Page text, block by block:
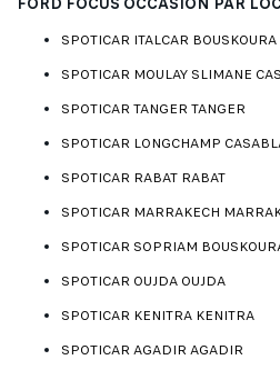
SPOTICAR ITALCAR
SPOTICAR MOULAY SLIMANE
SPOTICAR TANGER TANGER
SPOTICAR LONGCHAMP
SPOTICAR RABAT RABAT
SPOTICAR MARRAKECH
SPOTICAR SOPRIAM
SPOTICAR OUJDA OUJDA
SPOTICAR KENITRA KENITRA
SPOTICAR AGADIR AGADIR